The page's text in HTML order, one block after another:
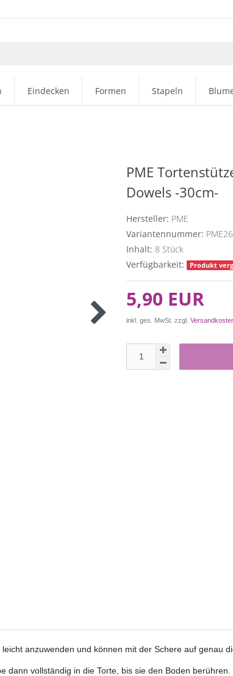
Eindecken Formen Stapeln
PME
Dowels -30cm-
Hersteller: PME
Variantennummer:
Inhalt: 8 Stück
Verfügbarkeit:
Produkt
5,90 EUR
inkl. ges. MwSt. zzgl.
anzuwenden und können mit der Schere auf genau
vollständig in die Torte, bis sie den Boden